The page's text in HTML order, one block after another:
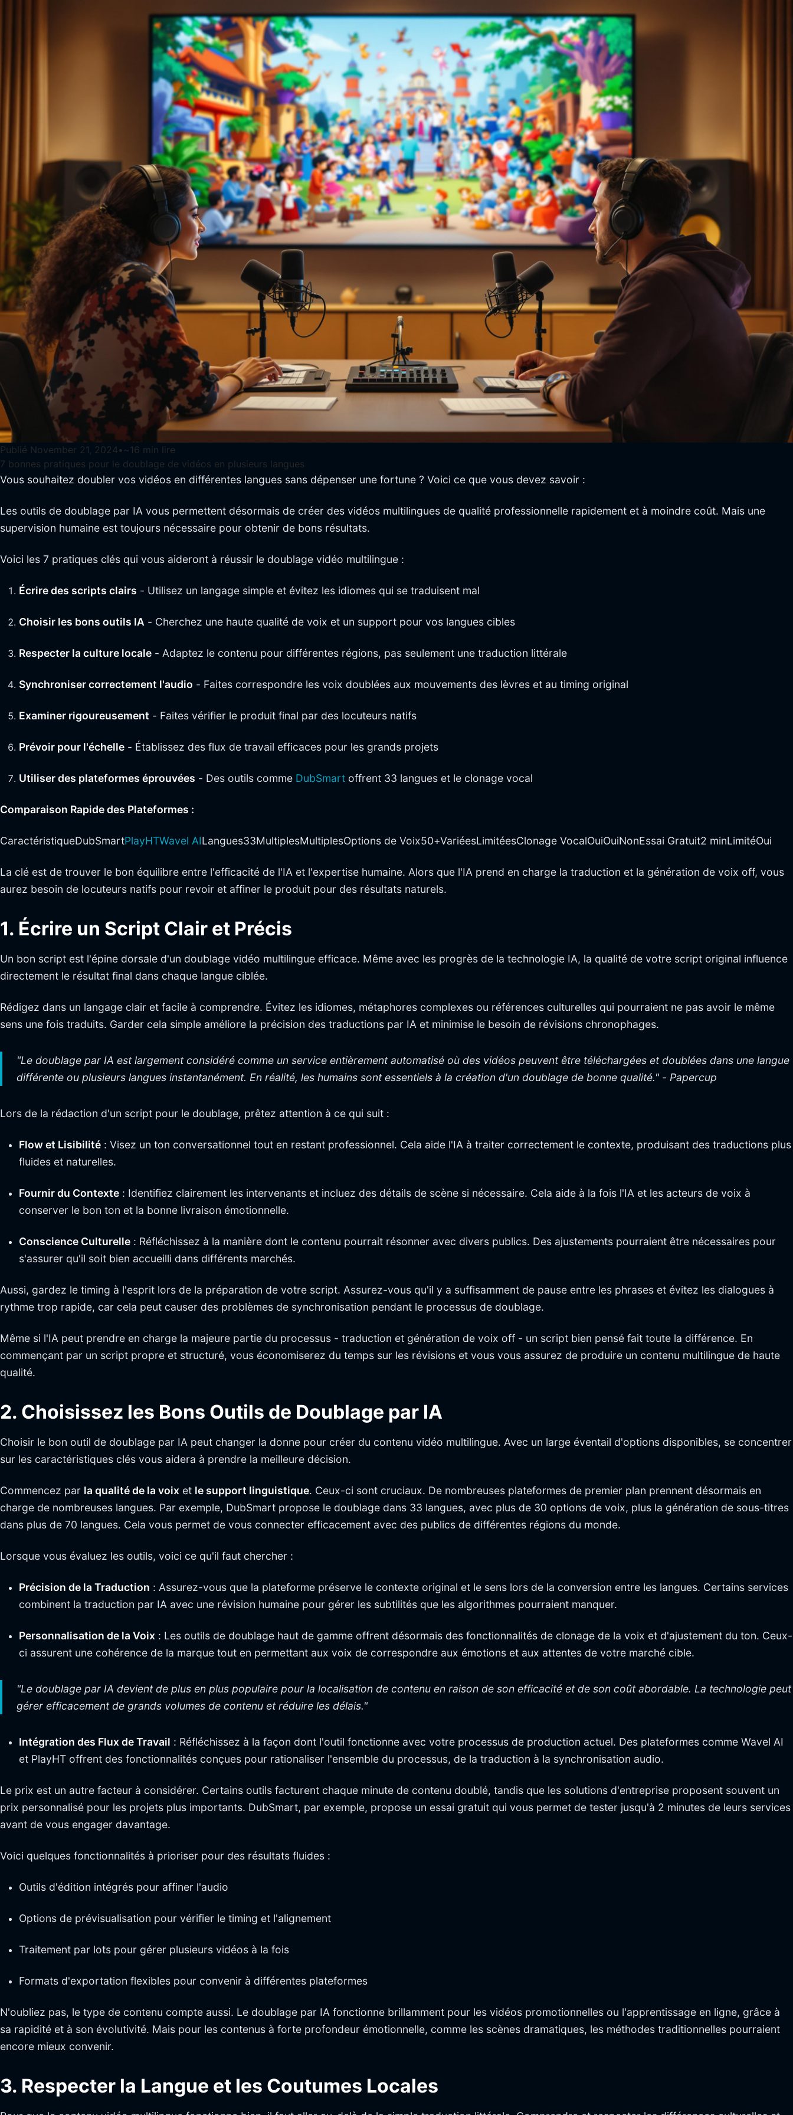
Publié November 21, 2024 • ~16 min lire
7 bonnes pratiques pour le doublage de vidéos en plusieurs langues
Vous souhaitez doubler vos vidéos en différentes langues sans dépenser une fortune ? Voici ce que vous devez savoir :
Les outils de doublage par IA vous permettent désormais de créer des vidéos multilingues de qualité professionnelle rapidement et à moindre coût. Mais une
supervision humaine est toujours nécessaire pour obtenir de bons résultats.
Voici les 7 pratiques clés qui vous aideront à réussir le doublage vidéo multilingue :
Écrire des scripts clairs - Utilisez un langage simple et évitez les idiomes qui se traduisent mal
Choisir les bons outils IA - Cherchez une haute qualité de voix et un support pour vos langues cibles
Respecter la culture locale - Adaptez le contenu pour différentes régions, pas seulement une traduction littérale
Synchroniser correctement l'audio - Faites correspondre les voix doublées aux mouvements des lèvres et au timing original
Examiner rigoureusement - Faites vérifier le produit final par des locuteurs natifs
Prévoir pour l'échelle - Établissez des flux de travail efficaces pour les grands projets
Utiliser des plateformes éprouvées - Des outils comme DubSmart offrent 33 langues et le clonage vocal
Comparaison Rapide des Plateformes :
CaractéristiqueDubSmartPlayHTWavel AILangues33MultiplesMultiplesOptions de Voix50+VariéesLimitéesClonage VocalOuiOuiNonEssai Gratuit2 minLimitéOui
La clé est de trouver le bon équilibre entre l'efficacité de l'IA et l'expertise humaine. Alors que l'IA prend en charge la traduction et la génération de voix off, vous
aurez besoin de locuteurs natifs pour revoir et affiner le produit pour des résultats naturels.
1. Écrire un Script Clair et Précis
Un bon script est l'épine dorsale d'un doublage vidéo multilingue efficace. Même avec les progrès de la technologie IA, la qualité de votre script original influence
directement le résultat final dans chaque langue ciblée.
Rédigez dans un langage clair et facile à comprendre. Évitez les idiomes, métaphores complexes ou références culturelles qui pourraient ne pas avoir le même
sens une fois traduits. Garder cela simple améliore la précision des traductions par IA et minimise le besoin de révisions chronophages.
"Le doublage par IA est largement considéré comme un service entièrement automatisé où des vidéos peuvent être téléchargées et doublées dans une langue
différente ou plusieurs langues instantanément. En réalité, les humains sont essentiels à la création d'un doublage de bonne qualité." - Papercup
Lors de la rédaction d'un script pour le doublage, prêtez attention à ce qui suit :
Flow et Lisibilité : Visez un ton conversationnel tout en restant professionnel. Cela aide l'IA à traiter correctement le contexte, produisant des traductions plus
fluides et naturelles.
Fournir du Contexte : Identifiez clairement les intervenants et incluez des détails de scène si nécessaire. Cela aide à la fois l'IA et les acteurs de voix à
conserver le bon ton et la bonne livraison émotionnelle.
Conscience Culturelle : Réfléchissez à la manière dont le contenu pourrait résonner avec divers publics. Des ajustements pourraient être nécessaires pour
s'assurer qu'il soit bien accueilli dans différents marchés.
Aussi, gardez le timing à l'esprit lors de la préparation de votre script. Assurez-vous qu'il y a suffisamment de pause entre les phrases et évitez les dialogues à
rythme trop rapide, car cela peut causer des problèmes de synchronisation pendant le processus de doublage.
Même si l'IA peut prendre en charge la majeure partie du processus - traduction et génération de voix off - un script bien pensé fait toute la différence. En
commençant par un script propre et structuré, vous économiserez du temps sur les révisions et vous vous assurez de produire un contenu multilingue de haute
qualité.
2. Choisissez les Bons Outils de Doublage par IA
Choisir le bon outil de doublage par IA peut changer la donne pour créer du contenu vidéo multilingue. Avec un large éventail d'options disponibles, se concentrer
sur les caractéristiques clés vous aidera à prendre la meilleure décision.
Commencez par la qualité de la voix et le support linguistique. Ceux-ci sont cruciaux. De nombreuses plateformes de premier plan prennent désormais en
charge de nombreuses langues. Par exemple, DubSmart propose le doublage dans 33 langues, avec plus de 30 options de voix, plus la génération de sous-titres
dans plus de 70 langues. Cela vous permet de vous connecter efficacement avec des publics de différentes régions du monde.
Lorsque vous évaluez les outils, voici ce qu'il faut chercher :
Précision de la Traduction : Assurez-vous que la plateforme préserve le contexte original et le sens lors de la conversion entre les langues. Certains services
combinent la traduction par IA avec une révision humaine pour gérer les subtilités que les algorithmes pourraient manquer.
Personnalisation de la Voix : Les outils de doublage haut de gamme offrent désormais des fonctionnalités de clonage de la voix et d'ajustement du ton. Ceux-
ci assurent une cohérence de la marque tout en permettant aux voix de correspondre aux émotions et aux attentes de votre marché cible.
"Le doublage par IA devient de plus en plus populaire pour la localisation de contenu en raison de son efficacité et de son coût abordable. La technologie peut
gérer efficacement de grands volumes de contenu et réduire les délais."
Intégration des Flux de Travail : Réfléchissez à la façon dont l'outil fonctionne avec votre processus de production actuel. Des plateformes comme Wavel AI
et PlayHT offrent des fonctionnalités conçues pour rationaliser l'ensemble du processus, de la traduction à la synchronisation audio.
Le prix est un autre facteur à considérer. Certains outils facturent chaque minute de contenu doublé, tandis que les solutions d'entreprise proposent souvent un
prix personnalisé pour les projets plus importants. DubSmart, par exemple, propose un essai gratuit qui vous permet de tester jusqu'à 2 minutes de leurs services
avant de vous engager davantage.
Voici quelques fonctionnalités à prioriser pour des résultats fluides :
Outils d'édition intégrés pour affiner l'audio
Options de prévisualisation pour vérifier le timing et l'alignement
Traitement par lots pour gérer plusieurs vidéos à la fois
Formats d'exportation flexibles pour convenir à différentes plateformes
N'oubliez pas, le type de contenu compte aussi. Le doublage par IA fonctionne brillamment pour les vidéos promotionnelles ou l'apprentissage en ligne, grâce à
sa rapidité et à son évolutivité. Mais pour les contenus à forte profondeur émotionnelle, comme les scènes dramatiques, les méthodes traditionnelles pourraient
encore mieux convenir.
3. Respecter la Langue et les Coutumes Locales